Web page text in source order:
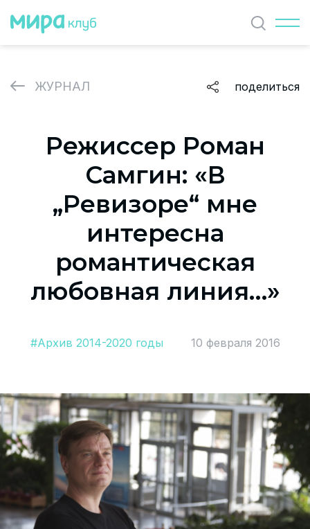
Найти
ЖУРНАЛ поделиться
Режиссер Роман
Самгин: «В
„Ревизоре“ мне
интересна
романтическая
любовная линия…»
#Архив 2014-2020 годы 10 февраля 2016
СОБЫТИЯ
ВАКАНСИИ
Политика и соглашение на обработку персональных
О проекте
СОГЛАСИЕ на получение рекламных сообщений и
Помощь
Политика и соглашение на обработку
персональных данных